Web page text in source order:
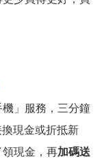
」服務，三分鐘
現金或折抵新
現金，再加碼送